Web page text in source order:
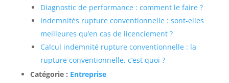
Diagnostic de performance : comment le faire ?
Indemnités rupture conventionnelle : sont-elles
meilleures qu’en cas de licenciement ?
Calcul indemnité rupture conventionnelle : la
rupture conventionnelle, c’est quoi ?
Catégorie : Entreprise